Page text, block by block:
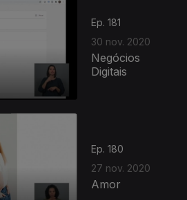
Ep. 181
30 nov. 2020
Negócios
Digitais
Ep. 180
27 nov. 2020
Amor